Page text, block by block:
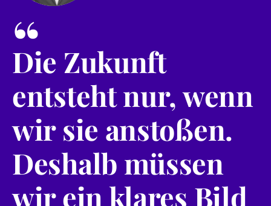
“
Die Zukunft
entsteht nur, wenn
wir sie anstoßen.
Deshalb müssen
wir ein klares Bild